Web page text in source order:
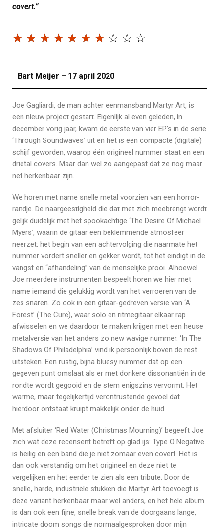
covert.”
☆ ☆ ☆ ☆ ☆ ☆ ☆ ☆ ☆ ☆
Bart Meijer – 17 april 2020
Joe Gagliardi, de man achter eenmansband Martyr Art, is
een nieuw project gestart. Eigenlijk al even geleden, in
december vorig jaar, kwam de eerste van vier EP’s in de serie
‘Through Soundwaves’ uit en het is een compacte (digitale)
schijf geworden, waarop één origineel nummer staat en een
drietal covers. Maar dan wel zo aangepast dat ze nog maar
net herkenbaar zijn.
We horen met name snelle metal voorzien van een horror-
randje. De naargeestigheid die dat met zich meebrengt wordt
gelijk duidelijk met het spookachtige ‘The Desire Of Michael
Myers’, waarin de gitaar een beklemmende atmosfeer
neerzet: het begin van een achtervolging die naarmate het
nummer vordert sneller en gekker wordt, tot het eindigt in de
vangst en “afhandeling” van de menselijke prooi. Alhoewel
Joe meerdere instrumenten bespeelt horen we hier met
name iemand die gelukkig wordt van het verroeren van de
zes snaren. Zo ook in een gitaar-gedreven versie van ‘A
Forest’ (The Cure), waar solo en ritmegitaar elkaar rap
afwisselen en we daardoor te maken krijgen met een heuse
metalversie van het anders zo new wavige nummer. ‘In The
Shadows Of Philadelphia’ vind ik persoonlijk boven de rest
uitsteken. Een rustig, bijna bluesy nummer dat op een
gegeven punt omslaat als er met donkere dissonantiën in de
rondte wordt gegooid en de stem enigszins vervormt. Het
warme, maar tegelijkertijd verontrustende gevoel dat
hierdoor ontstaat kruipt makkelijk onder de huid.
Met afsluiter ‘Red Water (Christmas Mourning)’ begeeft Joe
zich wat deze recensent betreft op glad ijs: Type O Negative
is heilig en een band die je niet zomaar even covert. Het is
dan ook verstandig om het origineel en deze niet te
vergelijken en het eerder te zien als een tribute. Door de
snelle, harde, industriële stukken die Martyr Art toevoegt is
deze variant herkenbaar maar wel anders, en het hele album
is dan ook een fijne, snelle break van de doorgaans lange,
intricate doom songs die normaalgesproken door mijn